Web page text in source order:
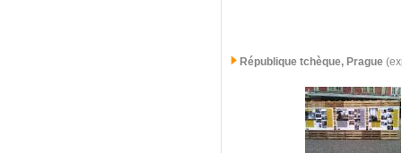
République tchèque, Prague